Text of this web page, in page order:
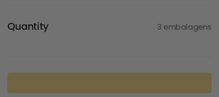
Quantity 3 embalagens